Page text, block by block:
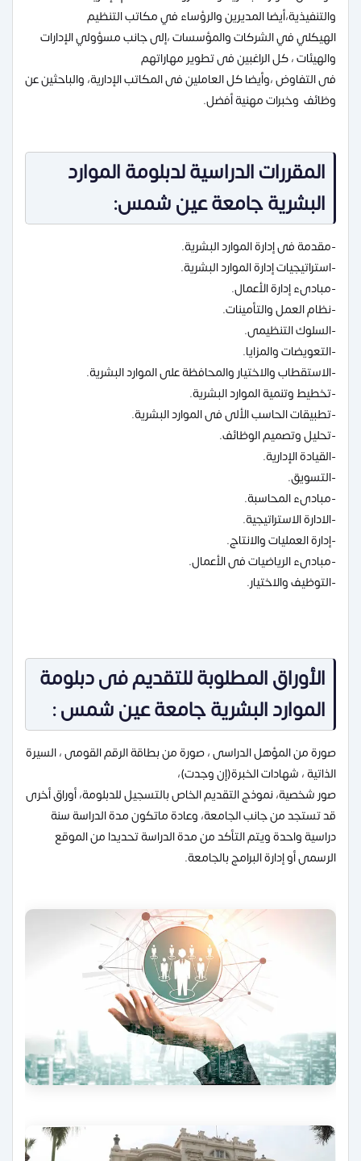
والتنفيذية،أيضا المديرين والرؤساء في مكاتب التنظيم
الهيكلي في الشركات والمؤسسات ،إلى جانب مسؤولي الإدارات
والهيئات ، كل الراغبين فى تطوير مهاراتهم
فى التفاوض ،وأيضا كل العاملين فى المكاتب الإدارية، والباحثين عن
وظائف وخبرات مهنية أفضل.
المقررات الدراسية لدبلومة الموارد
البشرية جامعة عين شمس:
-مقدمة فى إدارة الموارد البشرية.
-استراتيجيات إدارة الموارد البشرية.
-مبادىء إدارة الأعمال.
-نظام العمل والتأمينات.
-السلوك التنظيمى.
-التعويضات والمزايا.
-الاستقطاب والاختيار والمحافظة على الموارد البشرية.
-تخطيط وتنمية الموارد البشرية.
-تطبيقات الحاسب الألى فى الموارد البشرية.
-تحليل وتصميم الوظائف.
-القيادة الإدارية.
-التسويق.
-مبادىء المحاسبة.
-الادارة الاستراتيجية.
-إدارة العمليات والانتاج.
-مبادىء الرياضيات فى الأعمال.
-التوظيف والاختيار.
الأوراق المطلوبة للتقديم فى دبلومة
الموارد البشرية جامعة عين شمس :
صورة من المؤهل الدراسى ، صورة من بطاقة الرقم القومى ، السيرة
الذاتية ، شهادات الخبرة(إن وجدت)،
صور شخصية، نموذج التقديم الخاص بالتسجيل للدبلومة، أوراق أخرى
قد تستجد من جانب الجامعة، وعادة ماتكون مدة الدراسة سنة
دراسية واحدة ويتم التأكد من مدة الدراسة تحديدا من الموقع
الرسمى أو إدارة البرامج بالجامعة.